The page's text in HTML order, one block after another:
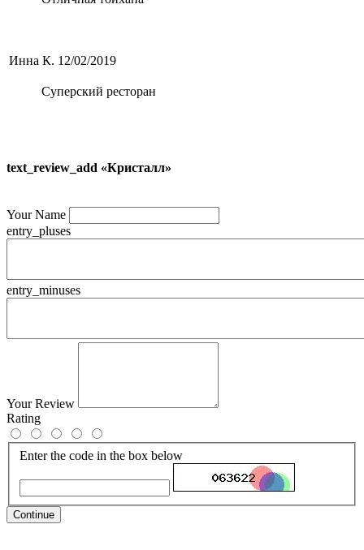
Инна К. 12/02/2019
Суперский ресторан
text_review_add «Кристалл»
Your Name
entry_pluses
entry_minuses
Your Review
Rating
Enter the code in the box below
Continue